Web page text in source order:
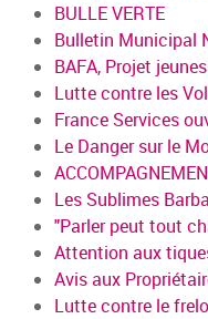
BULLE VERTE
Bulletin Municipal
BAFA, Projet jeunes
Lutte contre les
France Services
Le Danger sur le
Les Sublimes
"Parler peut tout
Attention aux
Avis aux
Lutte contre le